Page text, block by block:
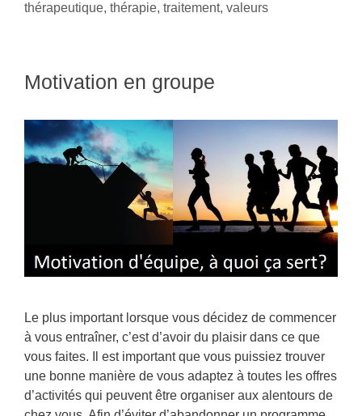
thérapeutique, thérapie, traitement, valeurs
Motivation en groupe
Le plus important lorsque vous décidez de commencer
à vous entraîner, c’est d’avoir du plaisir dans ce que
vous faites. Il est important que vous puissiez trouver
une bonne manière de vous adaptez à toutes les offres
d’activités qui peuvent être organiser aux alentours de